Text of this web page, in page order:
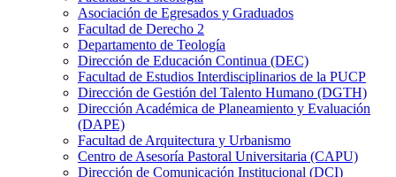
Asociación de Egresados y Graduados
Facultad de Derecho 2
Departamento de Teología
Dirección de Educación Continua (DEC)
Facultad de Estudios Interdisciplinarios de la PUCP
Dirección de Gestión del Talento Humano (DGTH)
Dirección Académica de Planeamiento y Evaluación
(DAPE)
Facultad de Arquitectura y Urbanismo
Centro de Asesoría Pastoral Universitaria (CAPU)
Dirección de Comunicación Institucional (DCI)